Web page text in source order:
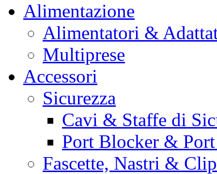
Alimentazione
Alimentatori &
Multiprese
Accessori
Sicurezza
Cavi & Staffe di
Port Blocker &
Fascette, Nastri &